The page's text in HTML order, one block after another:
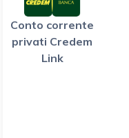
Conto corrente
privati Credem
Link